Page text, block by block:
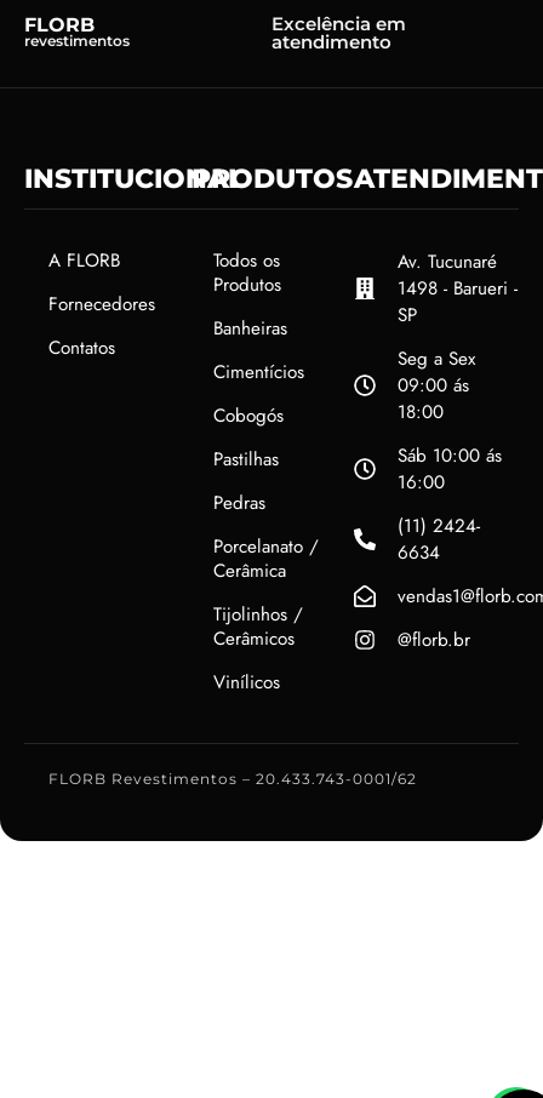
FLORB
revestimentos
Excelência em
atendimento
INSTITUCIONAL
A FLORB
Fornecedores
Contatos
PRODUTOS
Todos os
Produtos
Banheiras
Cimentícios
Cobogós
Pastilhas
Pedras
Porcelanato /
Cerâmica
Tijolinhos /
Cerâmicos
Vinílicos
Av. Tucunaré
1498 - Barueri -
SP
Seg a Sex
09:00 ás
18:00
Sáb 10:00 ás
16:00
(11) 2424-
6634
@florb.br
FLORB Revestimentos – 20.433.743-0001/62